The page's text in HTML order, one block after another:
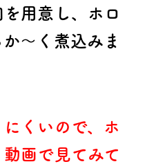
用意し、ホロ
～く煮込みま
くいので、ホ
画で見てみて